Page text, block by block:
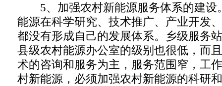
5、加强农村新能源服务体系的建设
能源在科学研究、技术推广、产业开发
都没有形成自己的发展体系。乡级服务
县级农村能源办公室的级别也很低，而
术的咨询和服务为主，服务范围窄，工
村新能源，必须加强农村新能源的科研